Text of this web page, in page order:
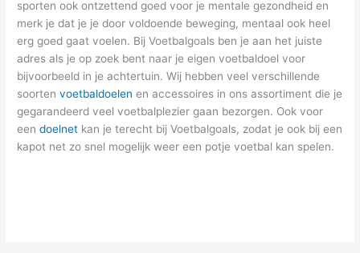
sporten ook ontzettend goed voor je mentale gezondheid en
merk je dat je je door voldoende beweging, mentaal ook heel
erg goed gaat voelen. Bij Voetbalgoals ben je aan het juiste
adres als je op zoek bent naar je eigen voetbaldoel voor
bijvoorbeeld in je achtertuin. Wij hebben veel verschillende
soortenvoetbaldoelen en accessoires in ons assortiment die je
gegarandeerd veel voetbalplezier gaan bezorgen. Ook voor
eendoelnet kan je terecht bij Voetbalgoals, zodat je ook bij een
kapot net zo snel mogelijk weer een potje voetbal kan spelen.